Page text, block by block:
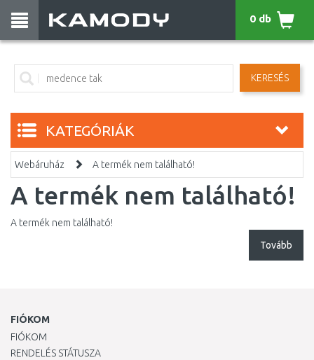
KERESÉS
0 db
KATEGÓRIÁK
Webáruház A termék nem található!
A termék nem található!
A termék nem található!
Tovább
FIÓKOM
FIÓKOM
RENDELÉS STÁTUSZA